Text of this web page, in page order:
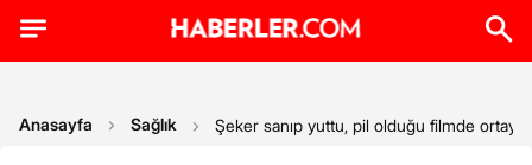
Anasayfa Sağlık Şeker sanıp yuttu, pil olduğu filmde ortaya